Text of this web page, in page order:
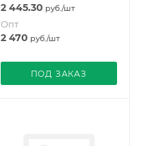
2 445.30 руб. /шт
Опт
2 470 руб. /шт
ПОД ЗАКАЗ